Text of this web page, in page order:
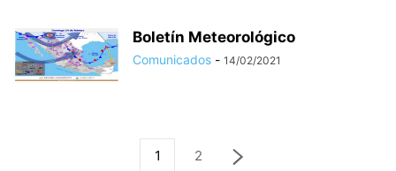
Boletín Meteorológico
Comunicados - 14/02/2021
1 2